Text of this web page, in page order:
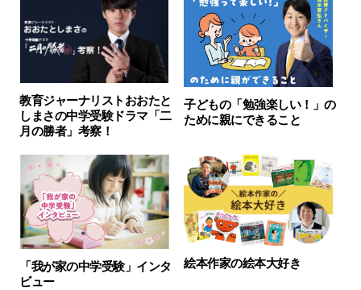
教育ジャーナリストおおたと
しまさの中学受験ドラマ「二
月の勝者」考察！
子どもの「勉強楽しい！」の
ために親にできること
「我が家の中学受験」インタ
ビュー
絵本作家の絵本大好き